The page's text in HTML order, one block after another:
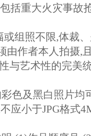
括重大火灾事故
组照不限,体裁
由作者本人拍摄,
与艺术性的完美
色及黑白照片均
应小于JPG格式